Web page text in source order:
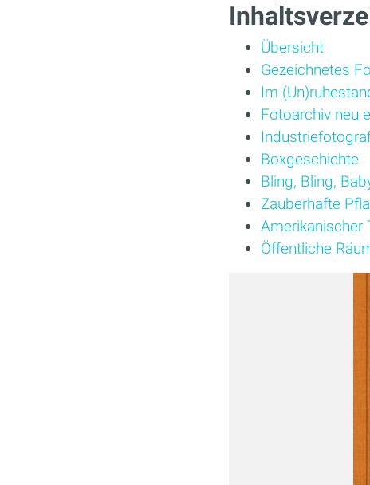
Übersicht
Gezeichnetes
Im
Fotoarchiv neu
Boxgeschichte
Bling, Bling,
Zauberhafte
Amerikanischer
Öffentliche